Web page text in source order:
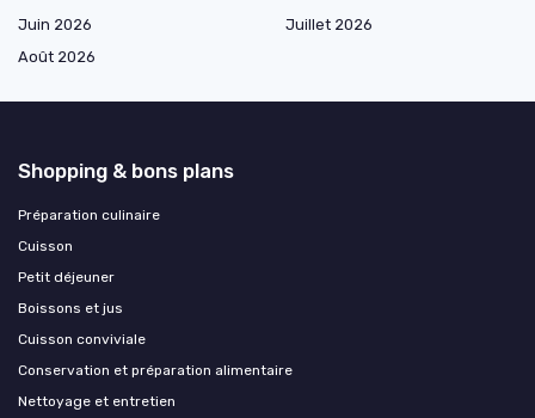
Juin 2026
Juillet 2026
Août 2026
Shopping & bons plans
Préparation culinaire
Cuisson
Petit déjeuner
Boissons et jus
Cuisson conviviale
Conservation et préparation alimentaire
Nettoyage et entretien